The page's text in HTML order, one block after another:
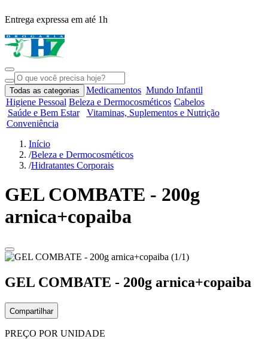
Entrega expressa em até 1h
Todas as categorias Medicamentos Mundo Infantil
Higiene Pessoal Beleza e Dermocosméticos Cabelos
Saúde e Bem Estar
Vitaminas, Suplementos e Nutrição
Conveniência
Início
/Beleza e Dermocosméticos
/Hidratantes Corporais
GEL COMBATE - 200g
arnica+copaiba
GEL COMBATE - 200g arnica+copaiba
Compartilhar
PREÇO POR UNIDADE